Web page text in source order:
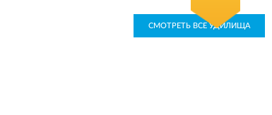
СМОТРЕТЬ ВСЕ УДИЛИЩА